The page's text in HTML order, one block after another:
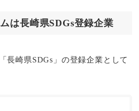
は長崎県SDGs登録企業
長崎県SDGs」の登録企業として